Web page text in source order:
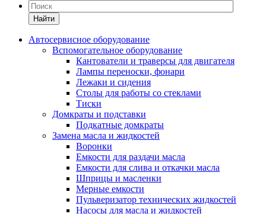
Найти
Автосервисное оборудование
Вспомогательное оборудование
Кантователи и траверсы для двигателя
Лампы переноски, фонари
Лежаки и сидения
Столы для работы со стеклами
Тиски
Домкраты и подставки
Подкатные домкраты
Замена масла и жидкостей
Воронки
Емкости для раздачи масла
Емкости для слива и откачки масла
Шприцы и масленки
Мерные емкости
Пульверизатор технических жидкостей
Насосы для масла и жидкостей